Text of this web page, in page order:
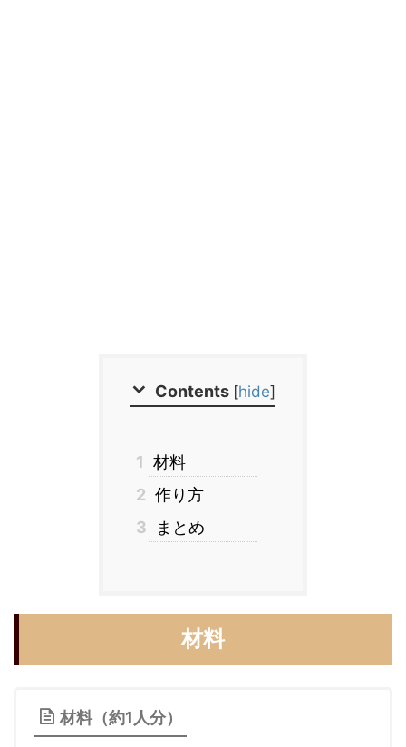
Contents [hide]
1 材料
2 作り方
3
まとめ
材料
材料（約1人分）